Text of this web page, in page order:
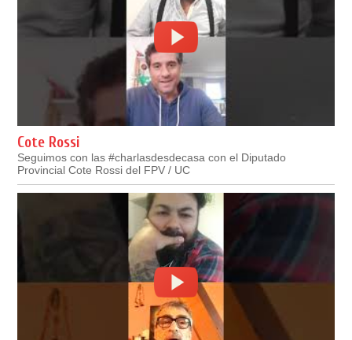
Cote Rossi
Seguimos con las #charlasdesdecasa con el Diputado
Provincial Cote Rossi del FPV / UC